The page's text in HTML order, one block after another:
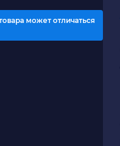
может отличаться